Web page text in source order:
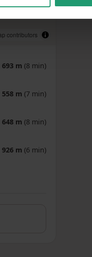
contributors
693 m (8 min)
558 m (7 min)
648 m (8 min)
926 m (6 min)